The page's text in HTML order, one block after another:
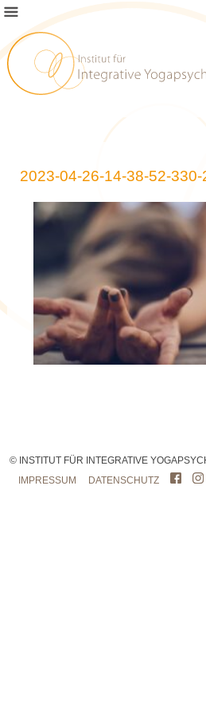
2023-04-26-14-38-52-330-
© INSTITUT FÜR INTEGRATIVE
IMPRESSUM DATENSCHUTZ